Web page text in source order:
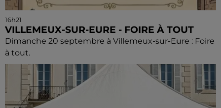
16h21
VILLEMEUX-SUR-EURE - FOIRE À TOUT
Dimanche 20 septembre à Villemeux-sur-Eure : Foire
à tout.